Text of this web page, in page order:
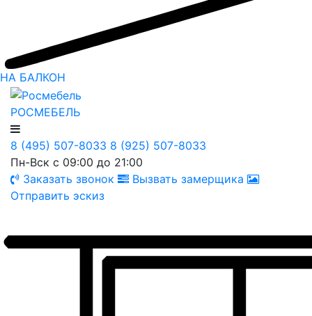
НА БАЛКОН
РОСМЕБЕЛЬ
8 (495) 507-8033 8 (925) 507-8033
Пн-Вск с 09:00 до 21:00
Заказать звонок
Вызвать замерщика
Отправить эскиз